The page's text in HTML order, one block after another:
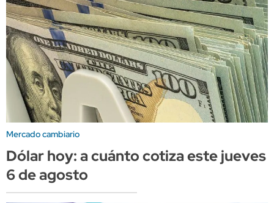
Mercado cambiario
Dólar hoy: a cuánto cotiza este jueves
6 de agosto